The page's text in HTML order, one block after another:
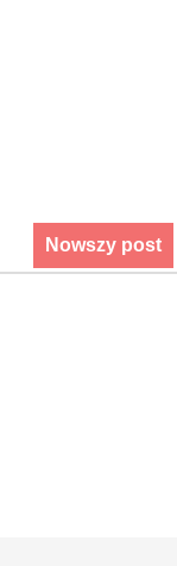
Nowszy post